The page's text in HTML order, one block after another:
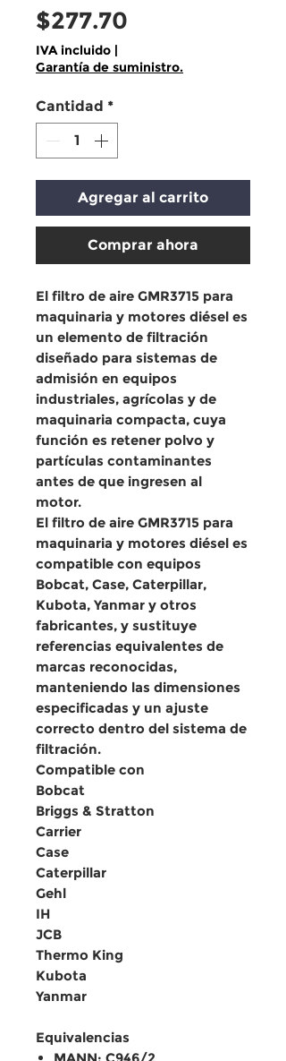
$277.70
IVA incluido |
Garantía de suministro.
Cantidad *
Agregar al carrito
Comprar ahora
El filtro de aire GMR3715 para
maquinaria y motores diésel es
un elemento de filtración
diseñado para sistemas de
admisión en equipos
industriales, agrícolas y de
maquinaria compacta, cuya
función es retener polvo y
partículas contaminantes
antes de que ingresen al
motor.
El filtro de aire GMR3715 para
maquinaria y motores diésel es
compatible con equipos
Bobcat, Case, Caterpillar,
Kubota, Yanmar y otros
fabricantes, y sustituye
referencias equivalentes de
marcas reconocidas,
manteniendo las dimensiones
especificadas y un ajuste
correcto dentro del sistema de
filtración.
Compatible con
Bobcat
Briggs & Stratton
Carrier
Case
Caterpillar
Gehl
IH
JCB
Thermo King
Kubota
Yanmar
Equivalencias